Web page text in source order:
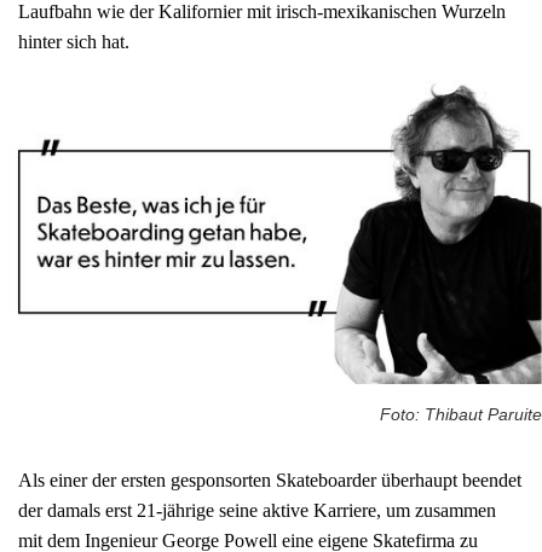
Laufbahn wie der Kalifornier mit irisch-mexikanischen Wurzeln
hinter sich hat.
Foto: Thibaut Paruite
Als einer der ersten gesponsorten Skateboarder überhaupt beendet
der damals erst 21-jährige seine aktive Karriere, um zusammen
mit dem Ingenieur George Powell eine eigene Skatefirma zu